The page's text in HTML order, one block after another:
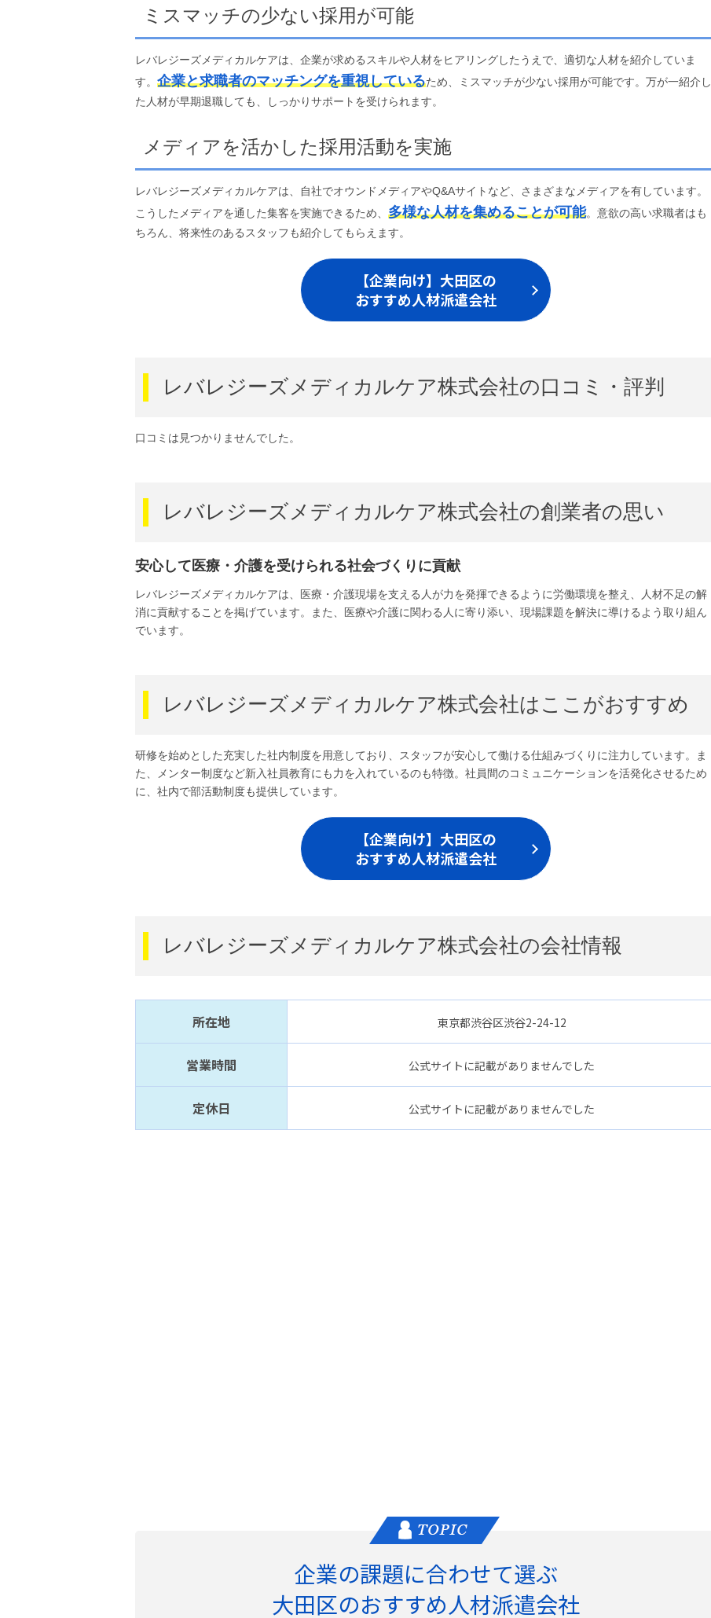
ミスマッチの少ない採用が可能
レバレジーズメディカルケアは、企業が求めるスキルや人材をヒアリングしたうえで、適切な人材を紹介していま
す。 企業と求職者のマッチングを重視しているため、ミスマッチが少ない採用が可能です。万が一紹介し
た人材が早期退職しても、しっかりサポートを受けられます。
メディアを活かした採用活動を実施
レバレジーズメディカルケアは、自社でオウンドメディアやQ&Aサイトなど、さまざまなメディアを有しています。
こうしたメディアを通した集客を実施できるため、 多様な人材を集めることが可能。意欲の高い求職者はも
ちろん、将来性のあるスタッフも紹介してもらえます。
【企業向け】大田区の
おすすめ人材派遣会社
レバレジーズメディカルケア株式会社の口コミ・評判
口コミは見つかりませんでした。
レバレジーズメディカルケア株式会社の創業者の思い
安心して医療・介護を受けられる社会づくりに貢献
レバレジーズメディカルケアは、医療・介護現場を支える人が力を発揮できるように労働環境を整え、人材不足の解
消に貢献することを掲げています。また、医療や介護に関わる人に寄り添い、現場課題を解決に導けるよう取り組ん
でいます。
レバレジーズメディカルケア株式会社はここがおすすめ
研修を始めとした充実した社内制度を用意しており、スタッフが安心して働ける仕組みづくりに注力しています。ま
た、メンター制度など新入社員教育にも力を入れているのも特徴。社員間のコミュニケーションを活発化させるため
に、社内で部活動制度も提供しています。
【企業向け】大田区の
おすすめ人材派遣会社
レバレジーズメディカルケア株式会社の会社情報
所在地 東京都渋谷区渋谷2-24-12
営業時間 公式サイトに記載がありませんでした
定休日 公式サイトに記載がありませんでした
企業の課題に合わせて選ぶ
大田区のおすすめ人材派遣会社